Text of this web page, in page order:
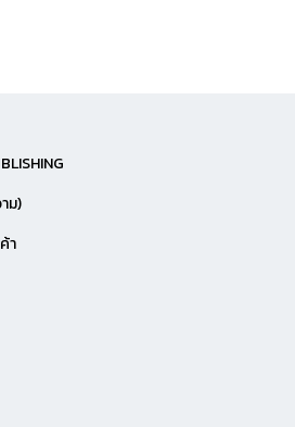
อพร้อมสื่อการเรียนรู้
กษะสองภาษา (ไทย-อังกฤษ)
ม)
า